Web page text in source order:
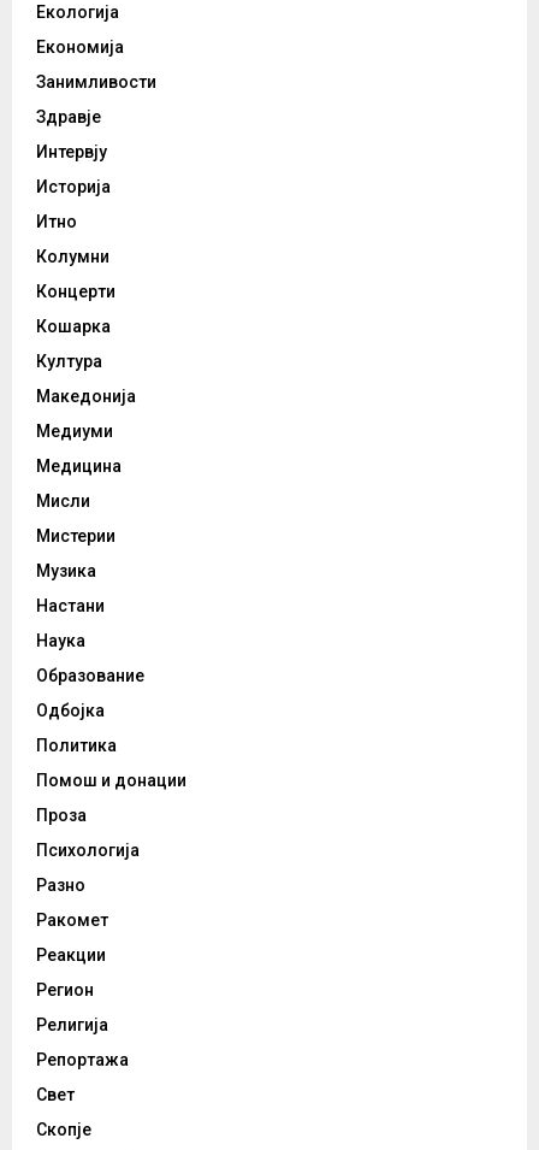
Екологија
Економија
Занимливости
Здравје
Интервју
Историја
Итно
Колумни
Концерти
Кошарка
Култура
Македонија
Медиуми
Медицина
Мисли
Мистерии
Музика
Настани
Наука
Образование
Одбојка
Политика
Помош и донации
Проза
Психологија
Разно
Ракомет
Реакции
Регион
Религија
Репортажа
Свет
Скопје